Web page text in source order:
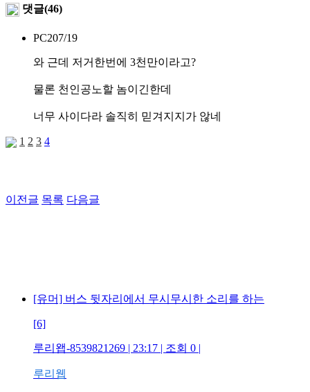
댓글(46)
PC207/19
와 근데 저거한번에 3천만이라고?
물론 천인공노할 놈이긴한데
너무 사이다라 솔직히 믿겨지지가 않네
1 2 3 4
이전글 목록 다음글
[유머] 버스 뒷자리에서 무시무시한 소리를 하는
[6]
루리왭-8539821269 | 23:17 | 조회 0 |
루리웹